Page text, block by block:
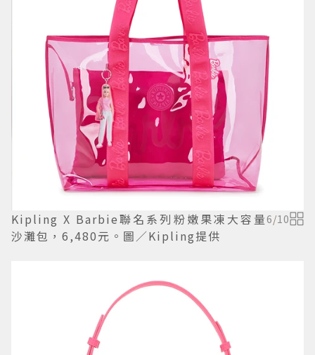
Kipling X Barbie聯名系列粉嫩果凍大容量
沙灘包，6,480元。圖／Kipling提供
6/10